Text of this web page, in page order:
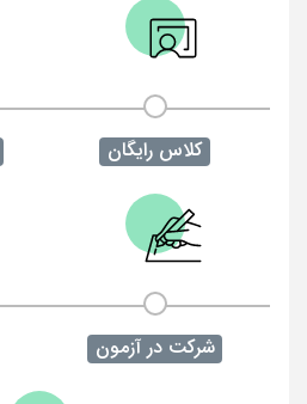
کلاس رایگان
شرکت در آزمون